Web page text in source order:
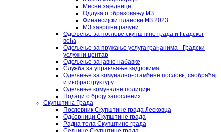
Месне заједнице
Одлука о образовању МЗ
Финансијски планови МЗ 2023
МЗ завршни рачуни
Одељење за послове скупштине града и Градског
већа
Одељење за пружање услуга грађанима - Градски
услужни центар
Одељење за јавне набавке
Служба за управљање кадровима
Одељење за комунално-стамбене послове, саобраћај
и инфраструктуру
Одељење комуналне полиције
Подаци о броју запослених
Скупштина Града
Пословник Скупштине града Лесковца
Одборници Скупштине града
Радна тела Скупштине града
Седнице Скупштине града